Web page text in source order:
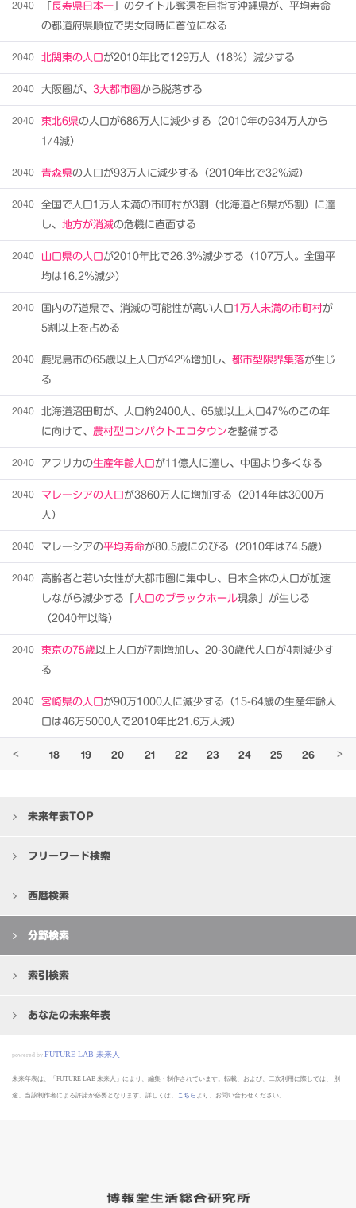
2040 長寿県日本一 」のタイトル奪還を目指す沖縄県が、平均寿命
の都道府県順位で男女同時に首位になる
2040 北関東の人口が2010年比で129万人（18％）減少する
2040 大阪圏が、 3大都市圏 から脱落する
2040 東北6県の人口が686万人に減少する（2010年の934万人から
1/4減）
2040 青森県の人口が93万人に減少する（2010年比で32％減）
2040
全国で人口1万人未満の市町村が3割（北海道と6県が5割）に達
し、 地方が消滅の危機に直面する
2040 山口県の人口が2010年比で26.3％減少する（107万人。全国平
均は16.2％減少）
2040 国内の7道県で、消滅の可能性が高い人口1万人未満の市町村が
5割以上を占める
2040 鹿児島市の65歳以上人口が42％増加し、 都市型限界集落が生じ
る
2040
北海道沼田町が、人口約2400人、65歳以上人口47％のこの年
に向けて、 農村型コンパクトエコタウンを整備する
2040 アフリカの生産年齢人口が11億人に達し、中国より多くなる
2040 マレーシアの人口が3860万人に増加する（2014年は3000万
人）
2040 マレーシアの平均寿命が80.5歳にのびる（2010年は74.5歳）
2040
高齢者と若い女性が大都市圏に集中し、日本全体の人口が加速
しながら減少する「
人口のブラックホール現象」が生じる
（2040年以降）
2040 東京の75歳以上人口が7割増加し、20-30歳代人口が4割減少す
る
2040 宮崎県の人口が90万1000人に減少する（15-64歳の生産年齢人
口は46万5000人で2010年比21.6万人減）
<17 18 19 20 21 22 23 24 25 26 27
>
未来年表TOP
フリーワード検索
西暦検索
分野検索
索引検索
あなたの未来年表
未来年表は、「FUTURE LAB 未来人」により、編集・制作されています。転載、および、二次利用に際しては、 別
途、当該制作者による許諾が必要となります。詳しくは、 こちら より、お問い合わせください。
powered by FUTURE LAB 未来人